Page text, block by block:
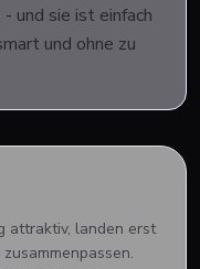
und sie ist einfach
und ohne zu
attraktiv, landen erst